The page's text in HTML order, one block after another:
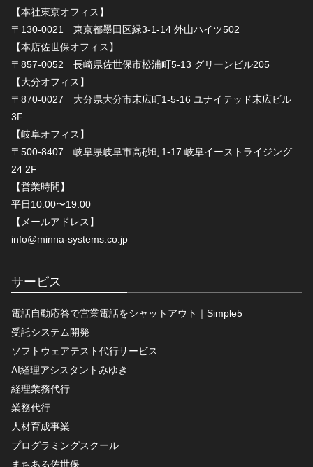
【本社東京オフィス】
〒130-0021 東京都墨田区緑3-1-14 外山ハイツ502
【本店佐世保オフィス】
〒857-0052 長崎県佐世保市松浦町5-13 グリーンビル205
【大分オフィス】
〒870-0027 大分県大分市末広町1-5-16 ユナイテッド末広ビル
3F
【岐阜オフィス】
〒500-8407 岐阜県岐阜市高砂町1-17 岐阜イーストライジング
24 2F
【営業時間】
平日10:00〜19:00
【メールアドレス】
info@minna-systems.co.jp
サービス
電話自動応答で営業電話をシャットアウト｜Simple5
受託システム開発
ソフトウェアテスト代行サービス
AI経理アシスタントみゆき
経理業務代行
業務代行
人材育成事業
プログラミングスクール
まちある佐世保